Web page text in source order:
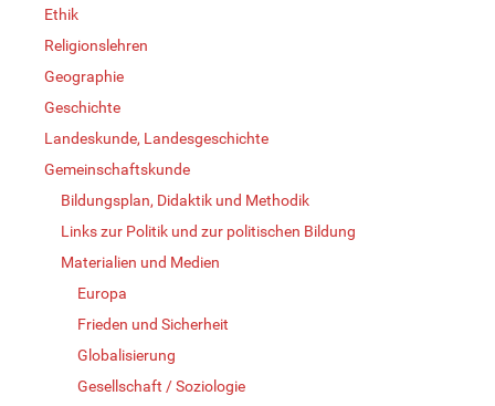
Ethik
Religionslehren
Geographie
Geschichte
Landeskunde, Landesgeschichte
Gemeinschaftskunde
Bildungsplan, Didaktik und Methodik
Links zur Politik und zur politischen Bildung
Materialien und Medien
Europa
Frieden und Sicherheit
Globalisierung
Gesellschaft / Soziologie